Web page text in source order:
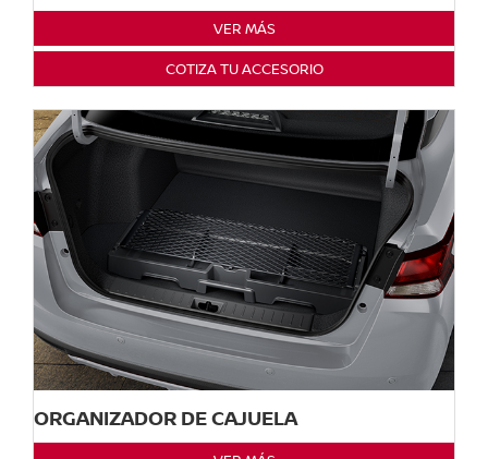
VER MÁS
COTIZA TU ACCESORIO
ORGANIZADOR DE CAJUELA